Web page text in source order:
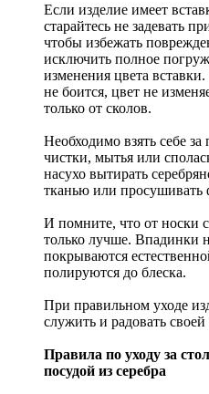
Если изделие имеет
старайтесь не задевать
чтобы избежать
исключить полное
изменения цвета
не боится, цвет не
только от сколов.
Необходимо взять себе
чистки, мытья или
насухо вытирать
тканью или просушивать
И помните, что от носки
только лучше. Впадинки
покрываются
полируются до блеска.
При правильном уходе
служить и радовать своей
Правила по уходу за
посудой из серебра